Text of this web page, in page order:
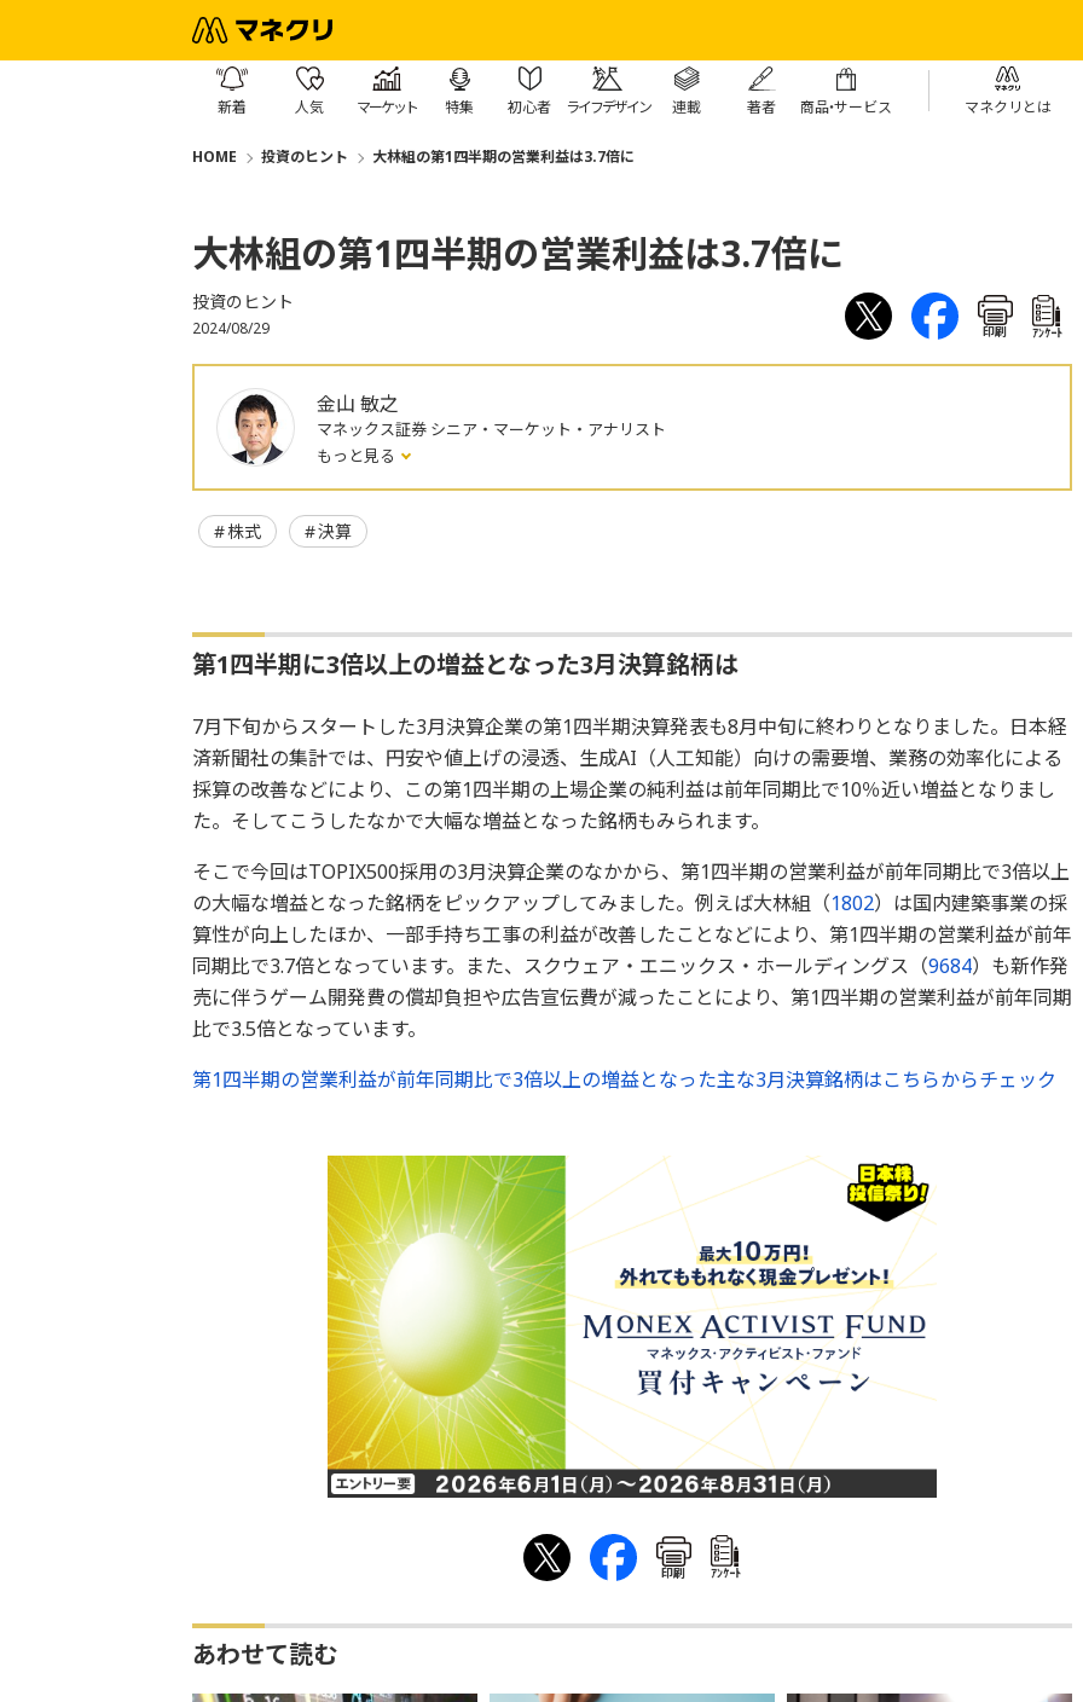
新着 人気 マーケット 特集 初心者 ライフデザイン 連載 著者 商品・サービス マネクリとは
HOME 投資のヒント 大林組の第1四半期の営業利益は3.7倍に
大林組の第1四半期の営業利益は3.7倍に
投資のヒント
2024/08/29 印刷 ｱﾝｹｰﾄ
金山 敏之
マネックス証券 シニア・マーケット・アナリスト
もっと見る
株式 決算
第1四半期に3倍以上の増益となった3月決算銘柄は
7月下旬からスタートした3月決算企業の第1四半期決算発表も8月中旬に終わりとなりました。日本経
済新聞社の集計では、円安や値上げの浸透、生成AI（人工知能）向けの需要増、業務の効率化による
採算の改善などにより、この第1四半期の上場企業の純利益は前年同期比で10％近い増益となりまし
た。そしてこうしたなかで大幅な増益となった銘柄もみられます。
そこで今回はTOPIX500採用の3月決算企業のなかから、第1四半期の営業利益が前年同期比で3倍以上
の大幅な増益となった銘柄をピックアップしてみました。例えば大林組（1802）は国内建築事業の採
算性が向上したほか、一部手持ち工事の利益が改善したことなどにより、第1四半期の営業利益が前年
同期比で3.7倍となっています。また、スクウェア・エニックス・ホールディングス（9684）も新作発
売に伴うゲーム開発費の償却負担や広告宣伝費が減ったことにより、第1四半期の営業利益が前年同期
比で3.5倍となっています。
第1四半期の営業利益が前年同期比で3倍以上の増益となった主な3月決算銘柄はこちらからチェック
印刷 ｱﾝｹｰﾄ
あわせて読む